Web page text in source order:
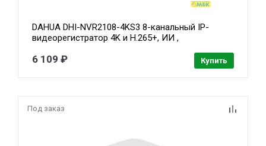
DAHUA DHI-NVR2108-4KS3 8-канальный IP-
видеорегистратор 4K и H.265+, ИИ ,
1 SATA III до 20Тбайт
6 109 ₽ Купить
Под заказ